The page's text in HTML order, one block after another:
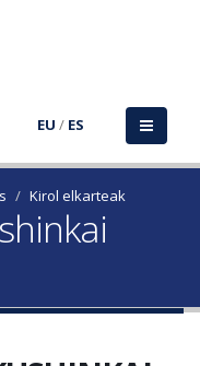
EU / ES
Kirol elkarteak